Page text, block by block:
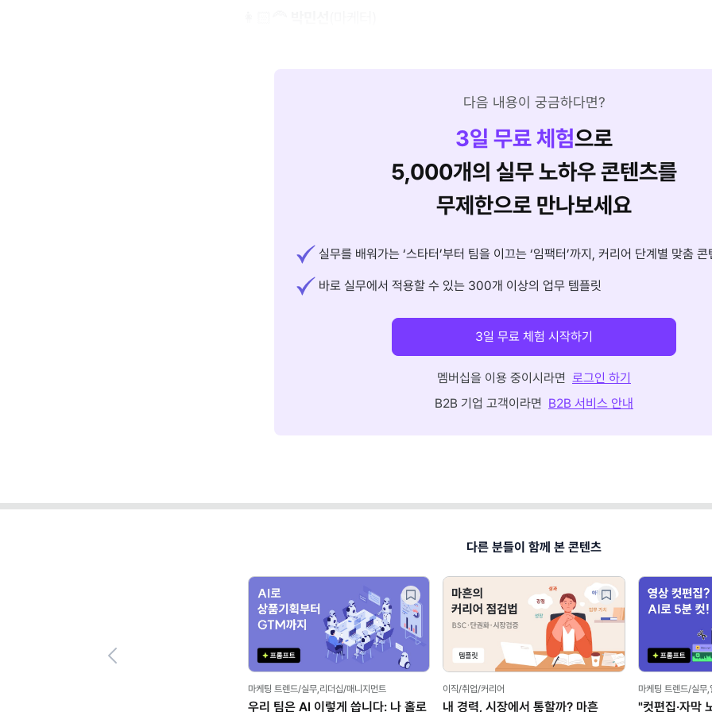
다음 내용이 궁금하다면?
3일 무료 체험으로
5,000개의 실무 노하우 콘텐츠를
무제한으로 만나보세요
실무를 배워가는 ‘스타터’부터 팀을 이끄는 ‘임팩터’까지, 커리어 단계별 맞춤 콘
바로 실무에서 적용할 수 있는 300개 이상의 업무 템플릿
3일 무료 체험 시작하기
멤버십을 이용 중이시라면 로그인 하기
B2B 기업 고객이라면 B2B 서비스 안내
다른 분들이 함께 본 콘텐츠
마케팅 트렌드/실무,리더십/매니지먼트
우리 팀은 AI 이렇게 씁니다: 나 홀로
이직/취업/커리어
내 경력, 시장에서 통할까? 마흔
마케팅 트렌드/실무,
"컷편집·자막